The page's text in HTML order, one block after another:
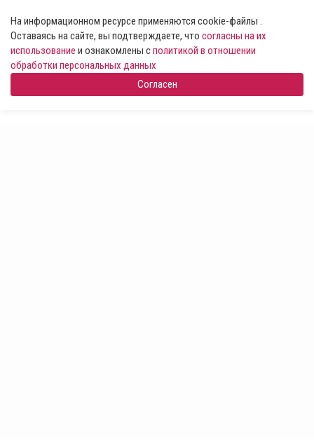
На информационном ресурсе применяются cookie-файлы .
Оставаясь на сайте, вы подтверждаете, что согласны на их
использование и ознакомлены сполитикой в отношении
обработки персональных данных
Согласен